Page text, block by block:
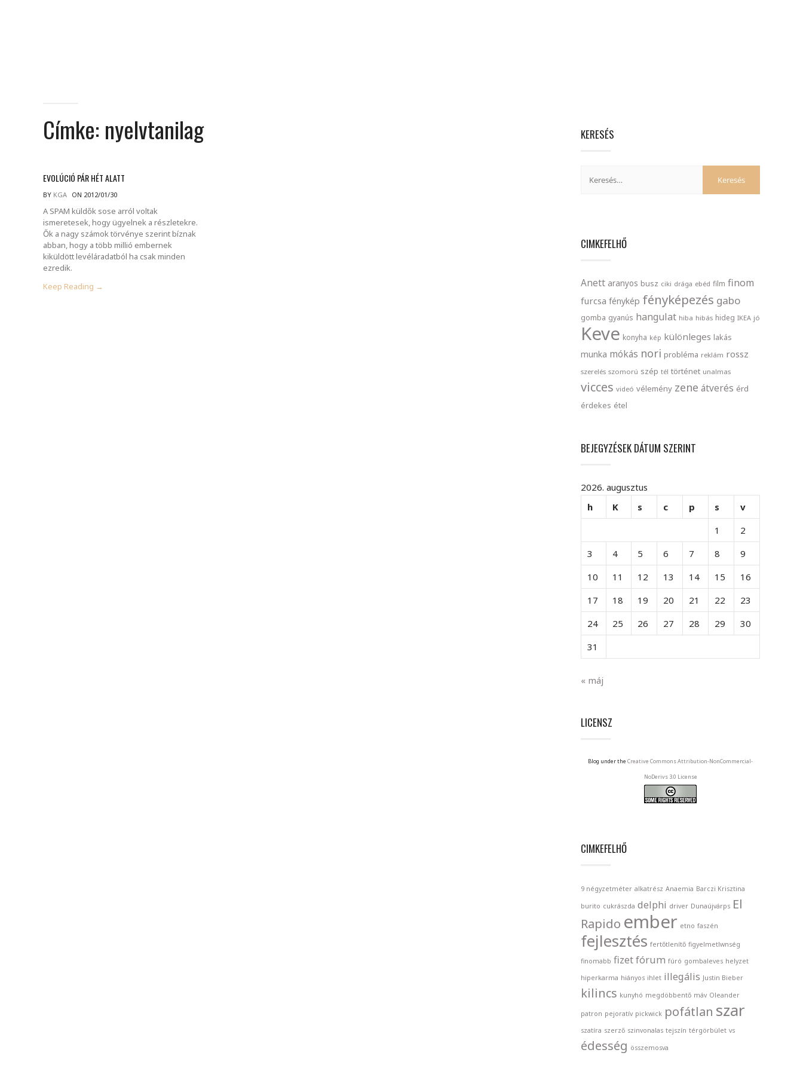
Címke: nyelvtanilag
EVOLÚCIÓ PÁR HÉT ALATT
BY KGA ON 2012/01/30
A SPAM küldők sose arról voltak
ismeretesek, hogy ügyelnek a részletekre.
Ők a nagy számok törvénye szerint bíznak
abban, hogy a több millió embernek
kiküldött levéláradatból ha csak minden
ezredik.
Keep Reading →
KERESÉS
CIMKEFELHŐ
Anett aranyos busz ciki drága ebéd film finom
furcsa fénykép fényképezés gabo
gomba gyanús hangulat hiba hibás hideg IKEA jó
Keve konyha kép különleges lakás
munka mókás nori probléma reklám rossz
szerelés szomorú szép tél történet unalmas
vicces videó vélemény zene átverés érd
érdekes étel
BEJEGYZÉSEK DÁTUM SZERINT
2026. augusztus
h
K s c p s
v
1
2
3
4 5 6 7 8
9
10
11 12 13 14 15
16
17
18 19 20 21 22
23
24
25 26 27 28 29
30
31
« máj
LICENSZ
Blog under the Creative Commons Attribution-NonCommercial-
NoDerivs 3.0 License
CIMKEFELHŐ
9 négyzetméter alkatrész Anaemia Barczi Krisztina
burito cukrászda delphi driver Dunaújvárps El
Rapido ember etno faszén
fejlesztés fertőtlenítő figyelmetlwnség
finomabb fizetfórum fúró gombaleves helyzet
hiperkarma hiányos ihlet illegális Justin Bieber
kilincs kunyhó megdöbbentő máv Oleander
patron pejoratív pickwick pofátlan szar
szatíra szerző szinvonalas tejszín térgörbület vs
édesség összemosva